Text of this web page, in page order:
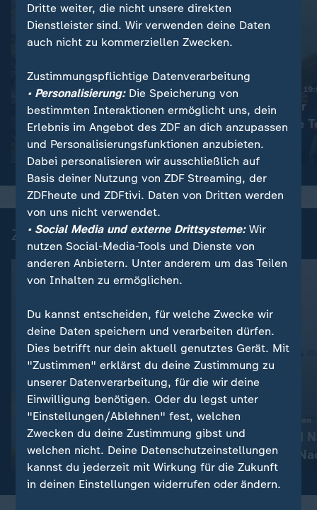
Nachrichten | heute 19:00 Uhr
Viele Tote in der Ukraine
Video1:42
Nachrichten | heute
Haftstrafen für
rechtsextreme
Video1:42
Zuletzt auf ZDFheute veröffentlicht
FAQ
Trump weist Berichte zurück:
Hoher Verbrauch im Iran-
Krieg: Gehen den USA die
Raketen aus?
mit Video 0:31
Liveblog
Aktuelle Entwicklungen
Iran-Krieg und
Konflikt: Alle
Liveblog
Dritte weiter, die nicht unsere direkten
Dienstleister sind. Wir verwenden deine Daten
auch nicht zu kommerziellen Zwecken.
Zustimmungspflichtige Datenverarbeitung
• Personalisierung:Die Speicherung von
bestimmten Interaktionen ermöglicht uns, dein
Erlebnis im Angebot des ZDF an dich anzupassen
und Personalisierungsfunktionen anzubieten.
Dabei personalisieren wir ausschließlich auf
Basis deiner Nutzung von ZDF Streaming, der
ZDFheute und ZDFtivi. Daten von Dritten werden
von uns nicht verwendet.
• Social Media und externe Drittsysteme:Wir
nutzen Social-Media-Tools und Dienste von
anderen Anbietern. Unter anderem um das Teilen
von Inhalten zu ermöglichen.
Du kannst entscheiden, für welche Zwecke wir
deine Daten speichern und verarbeiten dürfen.
Dies betrifft nur dein aktuell genutztes Gerät. Mit
"Zustimmen" erklärst du deine Zustimmung zu
unserer Datenverarbeitung, für die wir deine
Einwilligung benötigen. Oder du legst unter
"Einstellungen/Ablehnen" fest, welchen
Zwecken du deine Zustimmung gibst und
welchen nicht. Deine Datenschutzeinstellungen
kannst du jederzeit mit Wirkung für die Zukunft
in deinen Einstellungen widerrufen oder ändern.